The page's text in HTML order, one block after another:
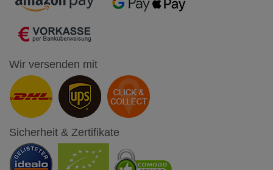
Wir versenden mit
Sicherheit & Zertifikate